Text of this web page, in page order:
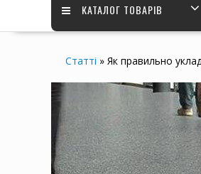
КАТАЛОГ ТОВАРІВ
Статті » Як правильно